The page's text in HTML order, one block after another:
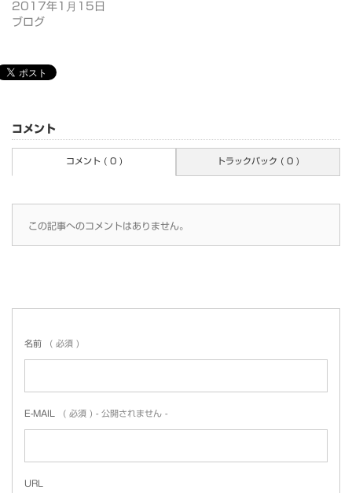
2017年1月15日
ブログ
コメント
コメント ( 0 ) トラックバック ( 0 )
この記事へのコメントはありません。
名前 ( 必須 )
E-MAIL ( 必須 ) - 公開されません -
URL